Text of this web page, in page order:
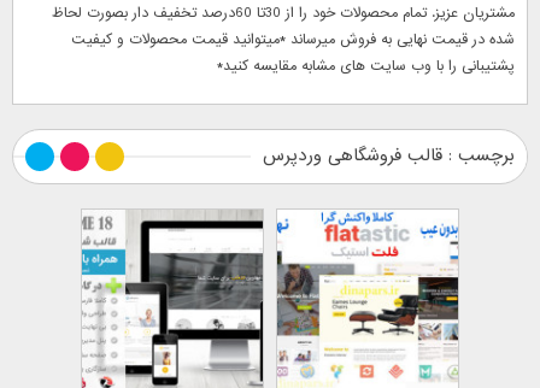
مشتریان عزیز. تمام محصولات خود را از 30تا 60درصد تخفیف دار بصورت لحاظ
شده در قیمت نهایی به فروش میرساند *میتوانید قیمت محصولات و کیفیت
پشتیبانی را با وب سایت های مشابه مقایسه کنید*
برچسب : قالب فروشگاهی وردپرس